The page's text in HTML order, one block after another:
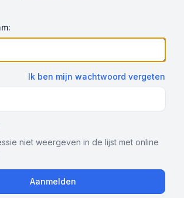
Ik ben mijn wachtwoord vergeten
niet weergeven in de lijst met online